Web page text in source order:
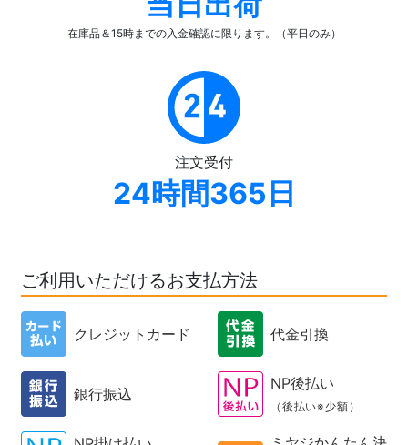
在庫品＆15時までの入金確認に限ります。（平日のみ）
注文受付
24時間365日
ご利用いただけるお支払方法
クレジットカード 代金引換
銀行振込
NP後払い
（後払い※少額）